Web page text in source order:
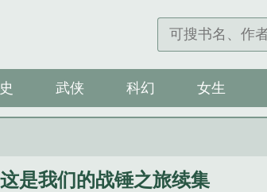
武侠 科幻 女生
这是我们的战锤之旅续集